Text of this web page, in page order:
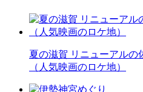
夏の滋賀 リニューアルの
（人気映画のロケ地）